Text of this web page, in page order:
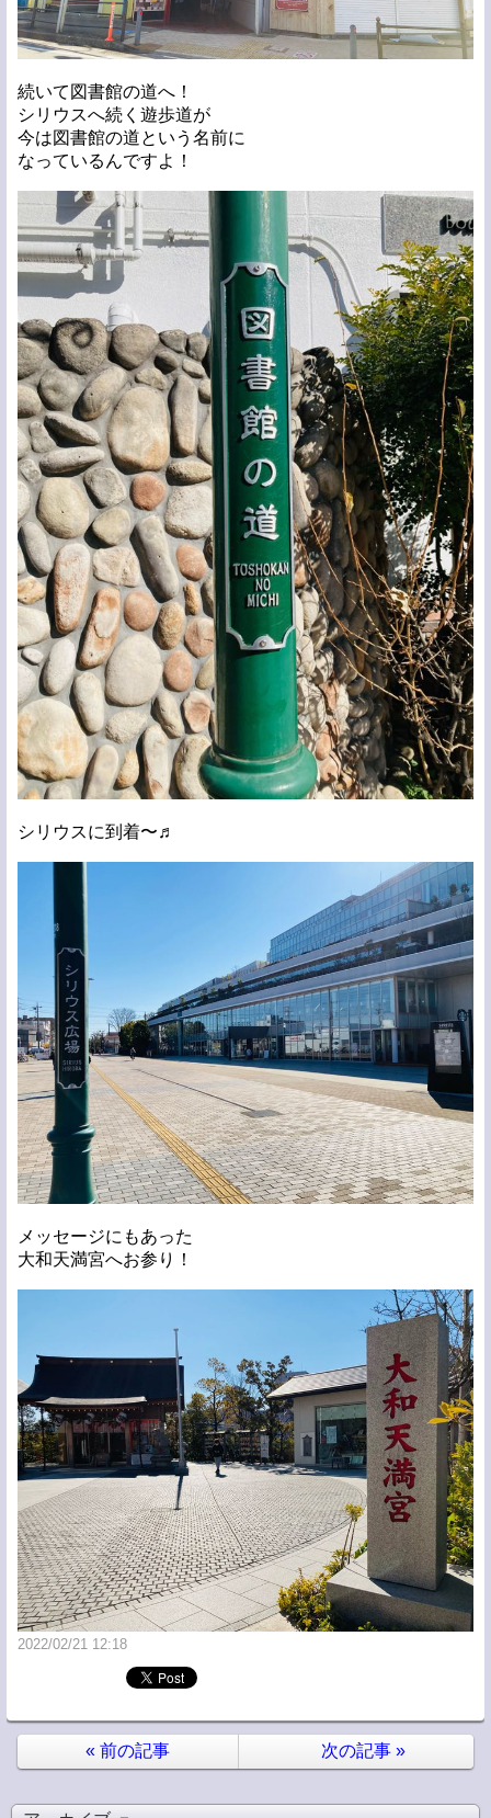
続いて図書館の道へ！
シリウスへ続く遊歩道が
今は図書館の道という名前に
なっているんですよ！
シリウスに到着〜♬
メッセージにもあった
大和天満宮へお参り！
2022/02/21 12:18
« 前の記事 次の記事 »